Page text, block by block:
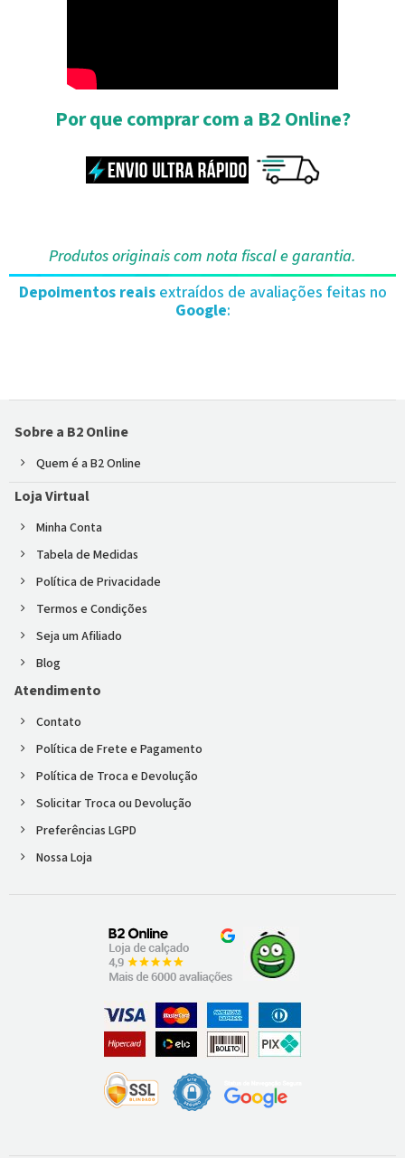
Por que comprar com a B2 Online?
Produtos originais com nota fiscal e garantia.
Depoimentos reaisextraídos de avaliações feitas no
Google:
Sobre a B2 Online
Quem é a B2 Online
Loja Virtual
Minha Conta
Tabela de Medidas
Política de Privacidade
Termos e Condições
Seja um Afiliado
Blog
Atendimento
Contato
Política de Frete e Pagamento
Política de Troca e Devolução
Solicitar Troca ou Devolução
Preferências LGPD
Nossa Loja